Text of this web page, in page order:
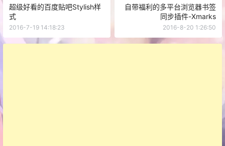
超级好看的百度贴吧Stylish样
式
2016-7-19 14:18:23
自带福利的多平台浏览器书签
同步插件-Xmarks
2016-8-20 1:26:50